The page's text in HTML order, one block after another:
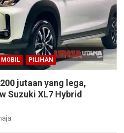
MOBIL PILIHAN
jutaan yang lega,
Suzuki XL7 Hybrid